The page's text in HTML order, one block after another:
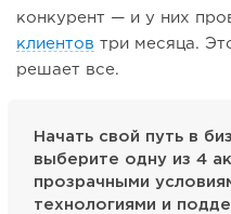
конкурент — и у них
клиентов три месяца.
решает все.
Начать свой путь в
выберите одну из 4
прозрачными
технологиями и